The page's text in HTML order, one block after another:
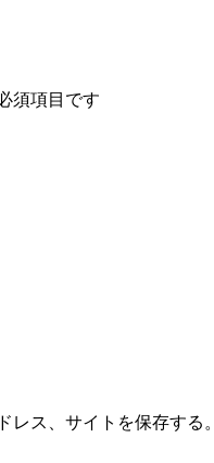
須項目です
ス、サイトを保存する。